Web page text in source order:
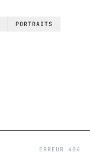
PORTRAITS
ERREUR 404